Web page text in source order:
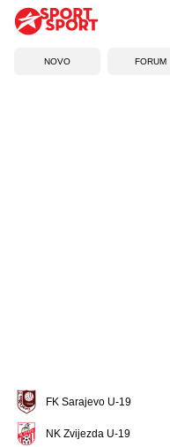
NOVO FORUM
FK Sarajevo U-19
NK Zvijezda U-19